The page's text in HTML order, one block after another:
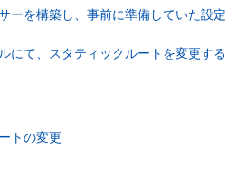
を見る
チャー
ーを構築し、事前に準備していた設定
にて、スタティックルートを変更する
トの変更